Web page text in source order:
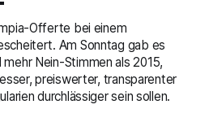
Offerte bei einem
Am Sonntag gab es
Nein-Stimmen als 2015,
preiswerter, transparenter
durchlässiger sein sollen.